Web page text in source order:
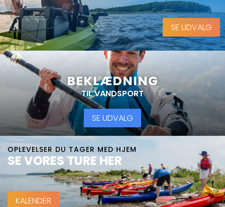
SE UDVALG
BEKLÆDNING
TIL VANDSPORT
SE UDVALG
OPLEVELSER DU TAGER MED HJEM
SE VORES TURE HER
KALENDER